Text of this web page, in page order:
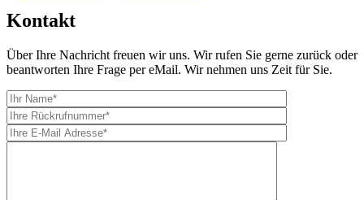
Kontakt
Über Ihre Nachricht freuen wir uns. Wir rufen Sie gerne zurück oder
beantworten Ihre Frage per eMail. Wir nehmen uns Zeit für Sie.